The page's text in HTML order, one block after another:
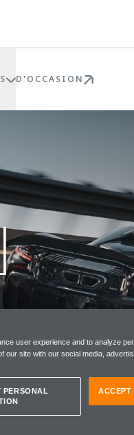
D'OCCASION
user experience and to analyze
our site with our social media,
PERSONAL
ACCEPT